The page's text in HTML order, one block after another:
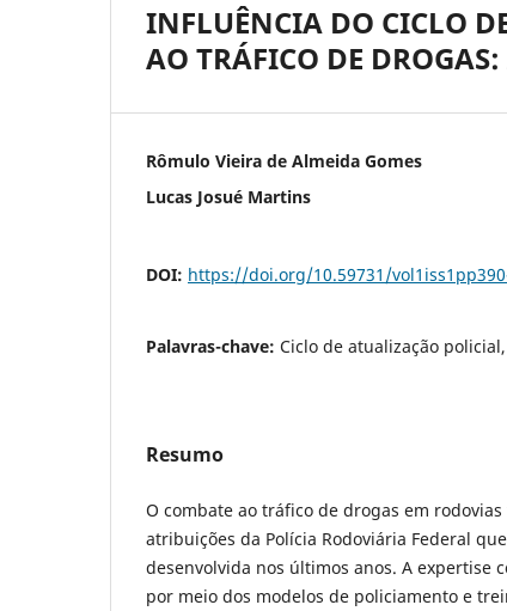
INFLUÊNCIA DO CICLO
AO TRÁFICO DE
Rômulo Vieira de Almeida Gomes
Lucas Josué Martins
DOI: https://doi.org/10.59731/
Palavras-chave: Ciclo de atualização
Resumo
O combate ao tráfico de drogas em
atribuições da Polícia Rodoviária Federal
desenvolvida nos últimos anos. A expertise
por meio dos modelos de policiamento e